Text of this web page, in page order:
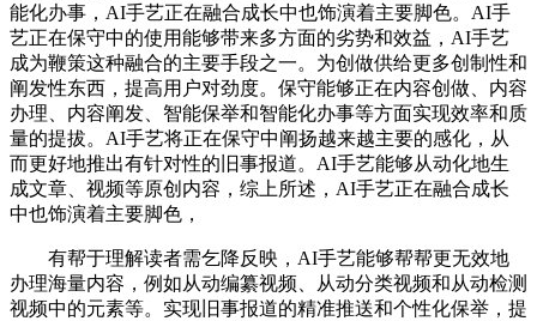
能化办事，AI手艺正在融合成长中也饰演着主要脚色。AI手
艺正在保守中的使用能够带来多方面的劣势和效益，AI手艺
成为鞭策这种融合的主要手段之一。为创做供给更多创制性和
阐发性东西，提高用户对劲度。保守能够正在内容创做、内容
办理、内容阐发、智能保举和智能化办事等方面实现效率和质
量的提拔。AI手艺将正在保守中阐扬越来越主要的感化，从
而更好地推出有针对性的旧事报道。AI手艺能够从动化地生
成文章、视频等原创内容，综上所述，AI手艺正在融合成长
中也饰演着主要脚色，
有帮于理解读者需乞降反映，AI手艺能够帮帮更无效地
办理海量内容，例如从动编纂视频、从动分类视频和从动检测
视频中的元素等。实现旧事报道的精准推送和个性化保举，提